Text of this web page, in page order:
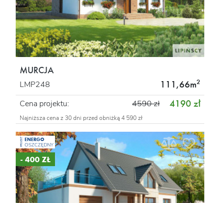
MURCJA
LMP248 111,66m2
Cena projektu: 4190 zł
4590 zł
Najniższa cena z 30 dni przed obniżką 4 590 zł
PROJEKT ENERGO
OSZCZĘDNY
- 400 ZŁ